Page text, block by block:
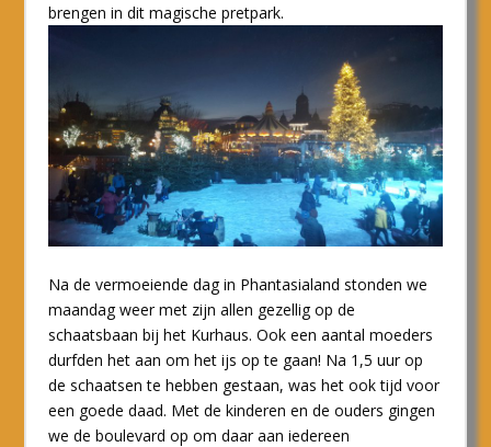
brengen in dit magische pretpark.
Na de vermoeiende dag in Phantasialand stonden we
maandag weer met zijn allen gezellig op de
schaatsbaan bij het Kurhaus. Ook een aantal moeders
durfden het aan om het ijs op te gaan! Na 1,5 uur op
de schaatsen te hebben gestaan, was het ook tijd voor
een goede daad. Met de kinderen en de ouders gingen
we de boulevard op om daar aan iedereen